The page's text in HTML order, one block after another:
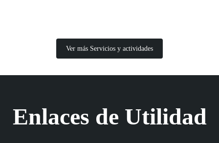
Ver más Servicios y actividades
Enlaces de Utilidad